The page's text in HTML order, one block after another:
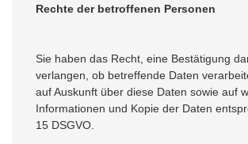
Rechte der betroffenen Personen
Sie haben das Recht, eine Bestätigung
verlangen, ob betreffende Daten
auf Auskunft über diese Daten sowie auf
Informationen und Kopie der Daten
15 DSGVO.